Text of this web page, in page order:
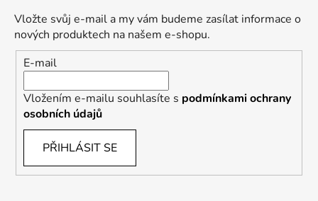
Vložte svůj e-mail a my vám budeme zasílat informace o
nových produktech na našem e-shopu.
E-mail
Vložením e-mailu souhlasíte s podmínkami ochrany
osobních údajů
PŘIHLÁSIT SE